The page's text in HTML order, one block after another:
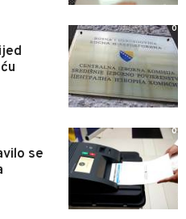
0
se
0